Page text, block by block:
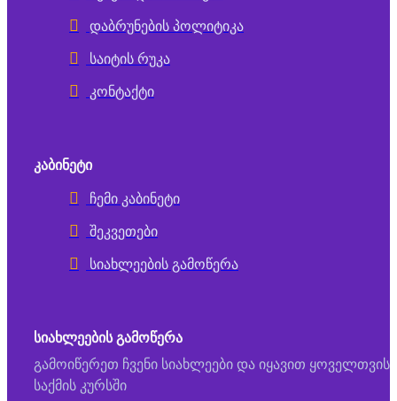
დაბრუნების პოლიტიკა
საიტის რუკა
კონტაქტი
ᲙᲐᲑᲘᲜᲔᲢᲘ
ჩემი კაბინეტი
შეკვეთები
სიახლეების გამოწერა
ᲡᲘᲐᲮᲚᲔᲔᲑᲘᲡ ᲒᲐᲛᲝᲬᲔᲠᲐ
გამოიწერეთ ჩვენი სიახლეები და იყავით ყოველთვის
საქმის კურსში